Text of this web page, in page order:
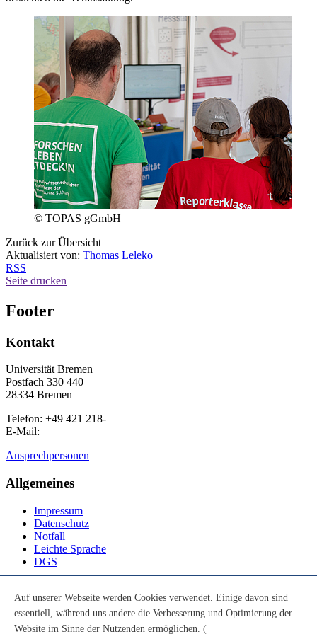
© TOPAS gGmbH
Zurück zur Übersicht
Aktualisiert von: Thomas Leleko
RSS
Seite drucken
Footer
Kontakt
Universität Bremen
Postfach 330 440
28334 Bremen
Telefon: +49 421 218-
E-Mail:
Ansprechpersonen
Allgemeines
Impressum
Datenschutz
Notfall
Leichte Sprache
DGS
Youtube
Instagram
Auf unserer Webseite werden Cookies verwendet. Einige davon sind
essentiell, während uns andere die Verbesserung und Optimierung der
Website im Sinne der Nutzenden ermöglichen. (